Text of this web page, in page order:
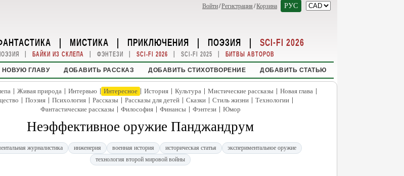
Войти/Регистрация /Корзина РУС
| МИСТИКА | ПРИКЛЮЧЕНИЯ | ПОЭЗИЯ | SCI-FI 2026
| БАЙКИ ИЗ СКЛЕПА | ФЭНТЕЗИ | SCI-FI 2026 | SCI-FI 2025 | БИТВЫ АВТОРОВ
ГЛАВУ ДОБАВИТЬ РАССКАЗ ДОБАВИТЬ СТИХОТВОРЕНИЕ ДОБАВИТЬ СТАТЬЮ
| Живая природа | Интервью | Интересное | История | Культура | Мистические рассказы | Новая глава |
| Поэзия | Психология | Рассказы | Рассказы для детей | Сказки | Стиль жизни | Технологии |
Фантастические рассказы | Философия | Финансы | Фэнтези | Юмор
Неэффективное оружие Панджандрум
журналистика инженерия военная история историческая статья
экспериментальное оружие
технология второй мировой войны